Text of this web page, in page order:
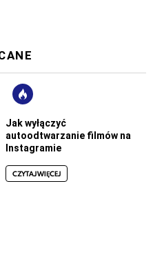
Jak wyłączyć
autoodtwarzanie filmów na
Instagramie
CZYTAJ WIĘCEJ